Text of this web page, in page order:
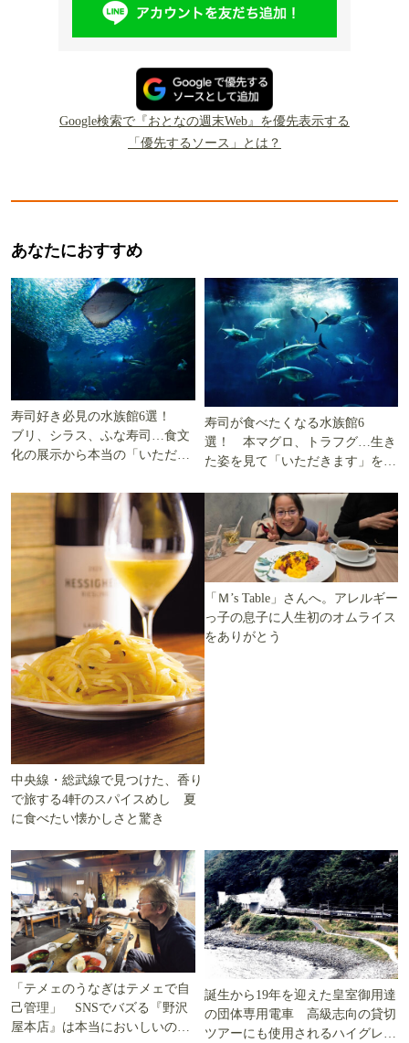
Google検索で『おとなの週末Web』を優先表示する
「優先するソース」とは？
あなたにおすすめ
寿司好き必見の水族館6選！
ブリ、シラス、ふな寿司…食文
化の展示から本当の「いただき
寿司が食べたくなる水族館6
選！ 本マグロ、トラフグ…生き
た姿を見て「いただきます」を考
中央線・総武線で見つけた、香り
で旅する4軒のスパイスめし 夏
に食べたい懐かしさと驚き
「Ｍ’s Table」さんへ。アレルギー
っ子の息子に人生初のオムライス
をありがとう
「テメェのうなぎはテメェで自
己管理」 SNSでバズる『野沢
屋本店』は本当においしいの
誕生から19年を迎えた皇室御用達
の団体専用電車 高級志向の貸切
ツアーにも使用されるハイグレー